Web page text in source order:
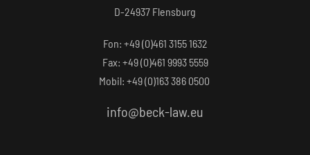
D-24937 Flensburg
Fon: +49 (0)461 3155 1632‬
Fax: +49 (0)461 9993 5559‬
Mobil: +49 (0)163 386 0500
info@beck-law.eu